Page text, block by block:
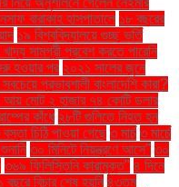
বারাকাহ হাসপাতালে ১৮ বছরের
১৯ বিশ্ববিদ্যালয়ে গুচ্ছ ভর্তি
সামগ্রী প্রবেশ করতে পারেনি
হওয়ার পর ২০২১ সালের জুনে
প্রভাবশালী বাংলাদেশি কারা?
আয় মোট ২ হাজার ৭৪ কোটি ডলার
কাঁধে ২৮টি গুলিতে নিহত হন
চিঠি পাওয়া গেছে ৩ মার্চ ৩ মার্চে
৩০ মিনিটে নিয়ন্ত্রণে আসে" ৩০
৩৬৯ ফিলিস্তিনি কারামুক্ত" ৪ দিনে
বছরে বিচার শেষ হয়নি ৪৩তম